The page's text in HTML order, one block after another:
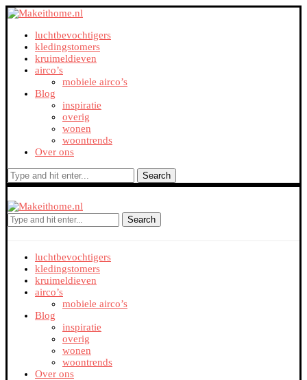
luchtbevochtigers
kledingstomers
kruimeldieven
airco’s
mobiele airco’s
Blog
inspiratie
overig
wonen
woontrends
Over ons
Search
Search
luchtbevochtigers
kledingstomers
kruimeldieven
airco’s
mobiele airco’s
Blog
inspiratie
overig
wonen
woontrends
Over ons